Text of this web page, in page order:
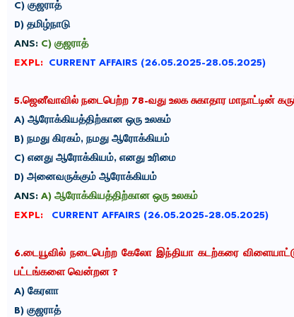
C) குஜராத்
D) தமிழ்நாடு
ANS: C) குஜராத்
EXPL:
CURRENT AFFAIRS (26.05.2025-28.05.2025)
5.ஜெனீவாவில் நடைபெற்ற 78-வது உலக சுகாதார மாநாட்டின்
A) ஆரோக்கியத்திற்கான ஒரு உலகம்
B) நமது கிரகம், நமது ஆரோக்கியம்
C) எனது ஆரோக்கியம், எனது உரிமை
D) அனைவருக்கும் ஆரோக்கியம்
ANS: A) ஆரோக்கியத்திற்கான ஒரு உலகம்
EXPL:
CURRENT AFFAIRS (26.05.2025-28.05.2025)
6.டையூவில் நடைபெற்ற கேலோ இந்தியா கடற்கரை
பட்டங்களை வென்றன ?
A) கேரளா
B) குஜராத்